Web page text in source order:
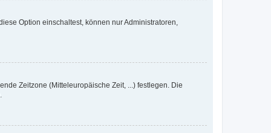
Option einschaltest, können nur Administratoren,
Zeitzone (Mitteleuropäische Zeit, ...) festlegen. Die